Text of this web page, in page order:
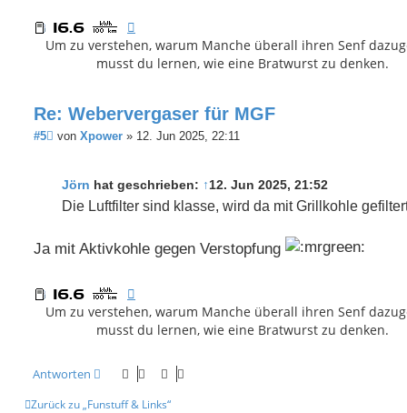
Um zu verstehen, warum Manche überall ihren Senf
musst du lernen, wie eine Bratwurst zu denken.
Re: Webervergaser für MGF
#5
Bvon Xpower » 12. Jun 2025, 22:11
Jörn hat geschrieben: ↑12. Jun 2025, 21:52
Die Luftfilter sind klasse, wird da mit Grillkohle
Ja mit Aktivkohle gegen Verstopfung
Um zu verstehen, warum Manche überall ihren Senf
musst du lernen, wie eine Bratwurst zu denken.
Antworten
Zurück zu „Funstuff & Links“